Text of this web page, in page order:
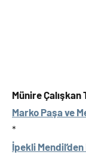
Münire Çalışkan
Marko Paşa ve
*
İpekli